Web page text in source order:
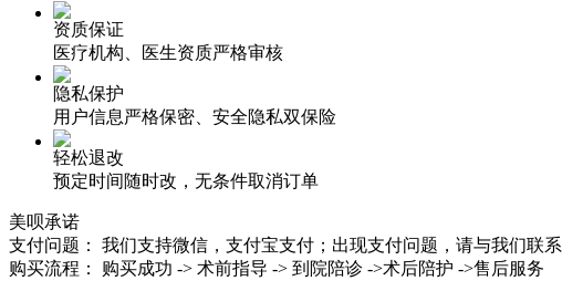
资质保证
医疗机构、医生资质严格审核
隐私保护
用户信息严格保密、安全隐私双保险
轻松退改
预定时间随时改，无条件取消订单
美呗承诺
支付问题： 我们支持微信，支付宝支付；出现支付问题，请与我们联系
购买流程：
购买成功 -> 术前指导 -> 到院陪诊 ->术后陪护 ->售后服务